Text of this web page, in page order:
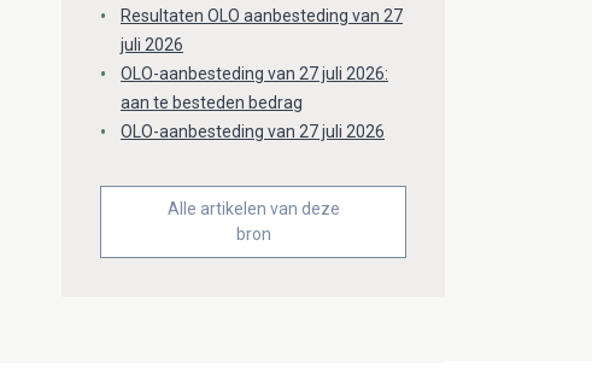
Resultaten OLO aanbesteding van 27
juli 2026
OLO-aanbesteding van 27 juli 2026:
aan te besteden bedrag
OLO-aanbesteding van 27 juli 2026
Alle artikelen van deze
bron